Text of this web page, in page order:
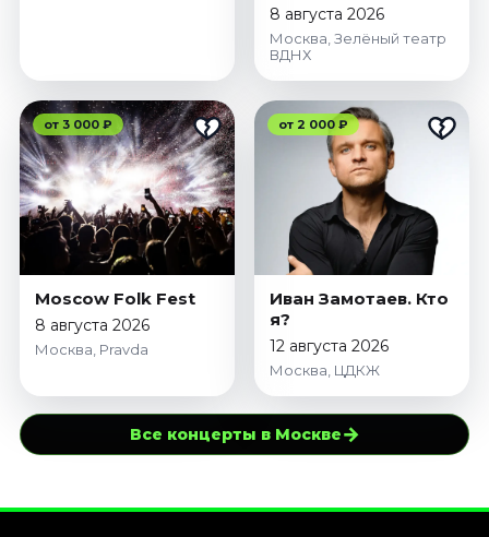
8 августа 2026
Москва, Зелёный театр
ВДНХ
от 3 000 ₽
Moscow Folk Fest
8 августа 2026
Москва, Pravda
от 2 000 ₽
Иван Замотаев. Кто
я?
12 августа 2026
Москва, ЦДКЖ
Все концерты в Москве→